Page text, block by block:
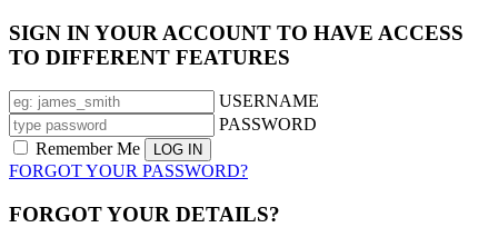
SIGN IN YOUR ACCOUNT TO HAVE ACCESS
TO DIFFERENT FEATURES
USERNAME
PASSWORD
Remember Me
FORGOT YOUR PASSWORD?
FORGOT YOUR DETAILS?